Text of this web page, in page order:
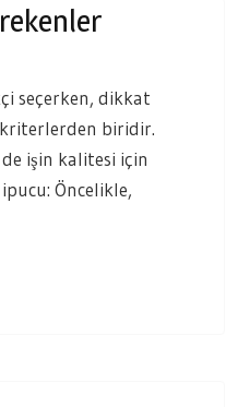
seçerken, dikkat
biridir.
işin kalitesi için
Öncelikle,